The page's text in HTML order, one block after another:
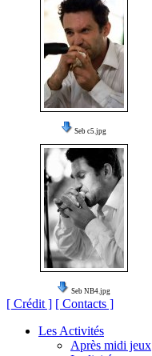
Seb c5.jpg
Seb NB4.jpg
[ Crédit ] [ Contacts ]
Les Activités
Après midi jeux